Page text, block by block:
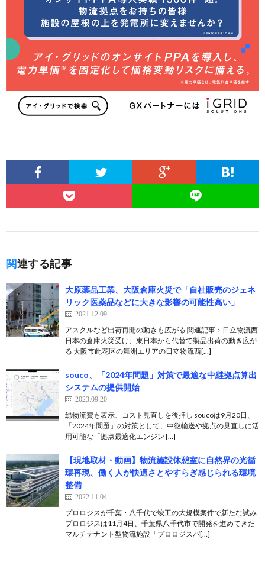
関連する記事
大原薬品工業、大阪倉庫火災で「自社販売のジェネ
リック医薬品などに大きな影響の可能性高い」
2021.12.09
アスクルなど出荷再開の動きも広がる 関連記事：日立物流西
日本の倉庫火災受け、東日本から代替で製品出荷の動き広が
る 大阪市此花区の舞洲エリアの日立物流西[…]
souco、「2024年問題」対策で最適な中継拠点算出
システムの提供開始
2023.09.20
総物流費も表示、コスト見直しを後押し soucoは9月20日、
「2024年問題」の対策として、中継輸送や拠点の見直しに活
用可能な「拠点最適化エンジン […]
【現地取材・動画】物流施設休憩室に自然界の光循
環再現、働く人が快適さとやすらぎ感じられる環境
整備
2022.11.04
プロロジスが千葉・八千代で竣工の大規模案件で新たな試み
プロロジスは11月4日、千葉県八千代市で開発を進めてきた
マルチテナント型物流施設「プロロジスパ[…]